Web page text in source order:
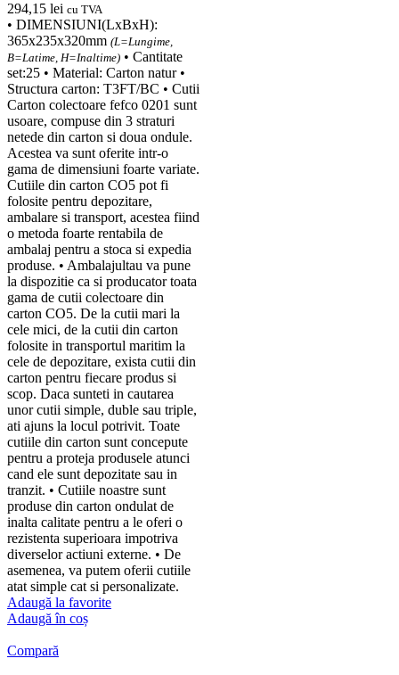
294,15 lei cu TVA
• DIMENSIUNI(LxBxH):
365x235x320mm (L=Lungime,
B=Latime, H=Inaltime) • Cantitate
set:25 • Material: Carton natur •
Structura carton: T3FT/BC • Cutii
Carton colectoare fefco 0201 sunt
usoare, compuse din 3 straturi
netede din carton si doua ondule.
Acestea va sunt oferite intr-o
gama de dimensiuni foarte variate.
Cutiile din carton CO5 pot fi
folosite pentru depozitare,
ambalare si transport, acestea fiind
o metoda foarte rentabila de
ambalaj pentru a stoca si expedia
produse. • Ambalajultau va pune
la dispozitie ca si producator toata
gama de cutii colectoare din
carton CO5. De la cutii mari la
cele mici, de la cutii din carton
folosite in transportul maritim la
cele de depozitare, exista cutii din
carton pentru fiecare produs si
scop. Daca sunteti in cautarea
unor cutii simple, duble sau triple,
ati ajuns la locul potrivit. Toate
cutiile din carton sunt concepute
pentru a proteja produsele atunci
cand ele sunt depozitate sau in
tranzit. • Cutiile noastre sunt
produse din carton ondulat de
inalta calitate pentru a le oferi o
rezistenta superioara impotriva
diverselor actiuni externe. • De
asemenea, va putem oferii cutiile
atat simple cat si personalizate.
Adaugă la favorite
Adaugă în coș
Compară